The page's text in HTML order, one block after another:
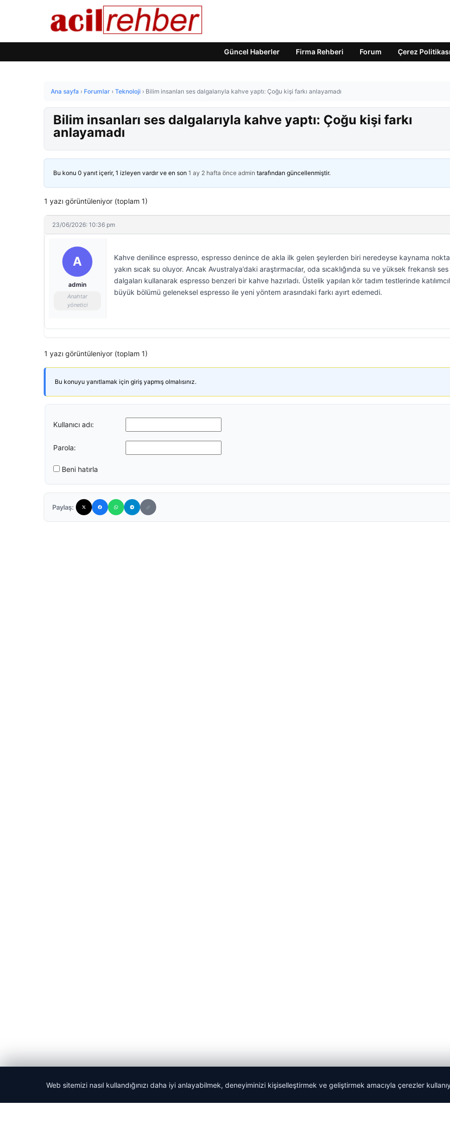
Güncel Haberler Firma Rehberi Forum Çerez Politikası
Ana sayfa › Forumlar › Teknoloji › Bilim insanları ses dalgalarıyla kahve yaptı: Çoğu kişi farkı anlayamadı
Bilim insanları ses dalgalarıyla kahve yaptı: Çoğu kişi farkı
anlayamadı
Bu konu 0 yanıt içerir, 1 izleyen vardır ve en son 1 ay 2 hafta önce admin tarafından güncellenmiştir.
1 yazı görüntüleniyor (toplam 1)
23/06/2026: 10:36 pm
A
admin
Anahtar
yönetici
Kahve denilince espresso, espresso denince de akla ilk gelen şeylerden biri neredeyse kaynama
yakın sıcak su oluyor. Ancak Avustralya’daki araştırmacılar, oda sıcaklığında su ve yüksek frekanslı ses
dalgaları kullanarak espresso benzeri bir kahve hazırladı. Üstelik yapılan kör tadım testlerinde
büyük bölümü geleneksel espresso ile yeni yöntem arasındaki farkı ayırt edemedi.
1 yazı görüntüleniyor (toplam 1)
Bu konuyu yanıtlamak için giriş yapmış olmalısınız.
Kullanıcı adı:
Parola:
Beni hatırla
Paylaş:
© 2026 Acil Rehber | Gündem Haberleri
Web sitemizi nasıl kullandığınızı daha iyi anlayabilmek, deneyiminizi kişiselleştirmek ve geliştirmek amacıyla çerezler